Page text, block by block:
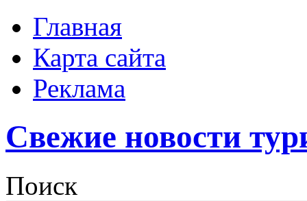
Главная
Карта сайта
Реклама
Свежие новости
Поиск